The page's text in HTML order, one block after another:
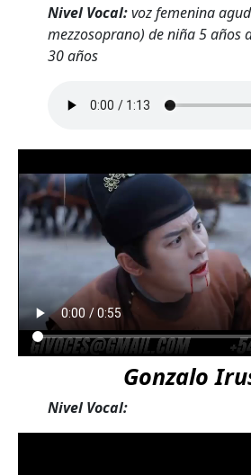
Nivel Vocal:voz femenina
mezzosoprano) de niña 5 años
30 años
Gonzalo
Nivel Vocal: